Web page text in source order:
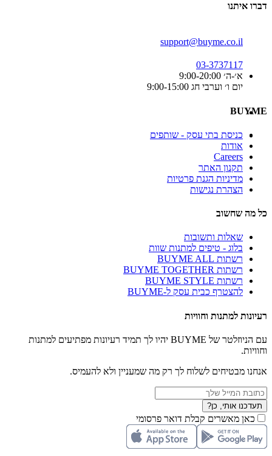
דברו איתנו
support@buyme.co.il
03-3737117
א׳-ה׳ 9:00-20:00
יום ו׳ וערבי חג 9:00-15:00
BUYME
כניסת בתי עסק - שותפים
אודות
Careers
תקנון האתר
מדיניות הגנת פרטיות
הצהרת נגישות
כל מה שחשוב
שאלות ותשובות
בלוג - טיפים למתנות שוות
רשתות BUYME ALL
רשתות BUYME TOGETHER
רשתות BUYME STYLE
להצטרף כבית עסק ל-BUYME
רעיונות למתנות וחוויות
עם הניוזלטר של BUYME יהיו לך תמיד רעיונות מפתיעים למתנות
וחוויות.
אנחנו מבטיחים לשלוח לך רק מה שמעניין ולא להעמיס.
תעדכנו אותי, כן?
כאן מאשרים קבלת דואר פרסומי